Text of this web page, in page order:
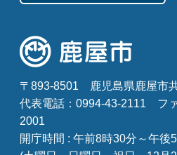
〒893-8501
鹿児島県鹿屋市
代表電話：0994-43-2111
フ
2001
開庁時間 : 午前8時30分～午後